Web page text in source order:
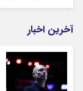
آخرین اخبار